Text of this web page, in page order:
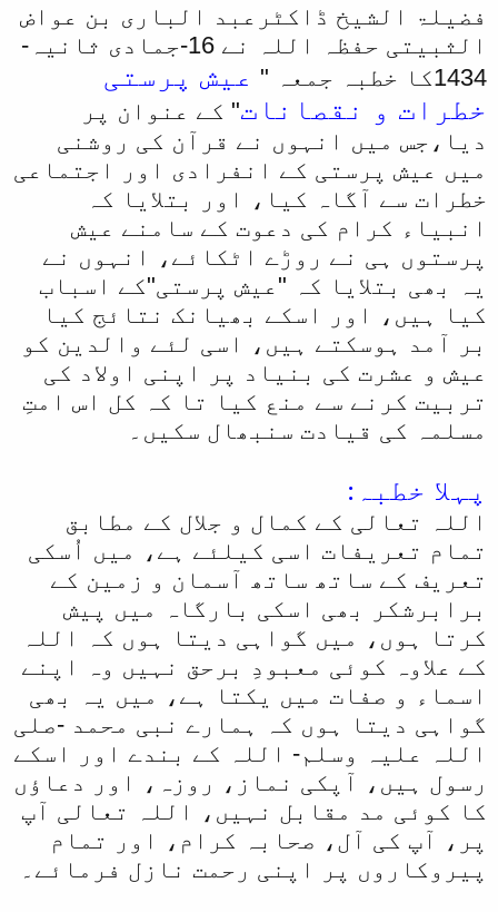
آ
غ
ا
ز
ک
ر
ن
ے
و
ا
ل
ا
ا
فضیلۃ الشیخ ڈاکٹرعبد الباری بن عواض
الثبیتی حفظہ اللہ نے 16-جمادی ثانیہ-
1434کا خطبہ جمعہ "
عیش پرستی
خطرات و نقصانات" کے عنوان پر
دیا،جس میں انہوں نے قرآن کی روشنی
میں عیش پرستی کے انفرادی اور اجتماعی
خطرات سے آگاہ کیا، اور بتلایا کہ
انبیاء کرام کی دعوت کے سامنے عیش
پرستوں ہی نے روڑے اٹکائے، انہوں نے
یہ بھی بتلایا کہ "عیش پرستی"کے اسباب
کیا ہیں، اور اسکے بھیانک نتائج کیا
بر آمد ہوسکتے ہیں، اسی لئے والدین کو
عیش و عشرت کی بنیاد پر اپنی اولاد کی
تربیت کرنے سے منع کیا تا کہ کل اس امتِ
مسلمہ کی قیادت سنبھال سکیں۔
پہلا خطبہ:
اللہ تعالی کے کمال و جلال کے مطابق
تمام تعریفات اسی کیلئے ہے، میں اُسکی
تعریف کے ساتھ ساتھ آسمان و زمین کے
برابرشکر بھی اسکی بارگاہ میں پیش
کرتا ہوں، میں گواہی دیتا ہوں کہ اللہ
کے علاوہ کوئی معبودِ برحق نہیں وہ اپنے
اسماء و صفات میں یکتا ہے، میں یہ بھی
گواہی دیتا ہوں کہ ہمارے نبی محمد -صلی
اللہ علیہ وسلم- اللہ کے بندے اور اسکے
رسول ہیں، آپکی نماز، روزہ، اور دعاؤں
کا کوئی مد مقابل نہیں، اللہ تعالی آپ
پر، آپ کی آل، صحابہ کرام، اور تمام
پیروکاروں پر اپنی رحمت نازل فرمائے۔